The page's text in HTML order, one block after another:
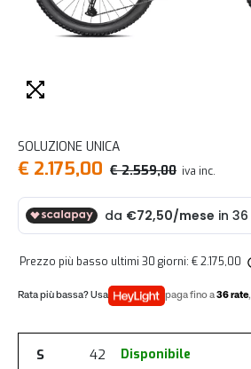
SOLUZIONE UNICA
€ 2.175,00 € 2.559,00 iva inc.
Prezzo più basso ultimi 30 giorni: € 2.175,00
paga fino a36 rate,
S 42 Disponibile